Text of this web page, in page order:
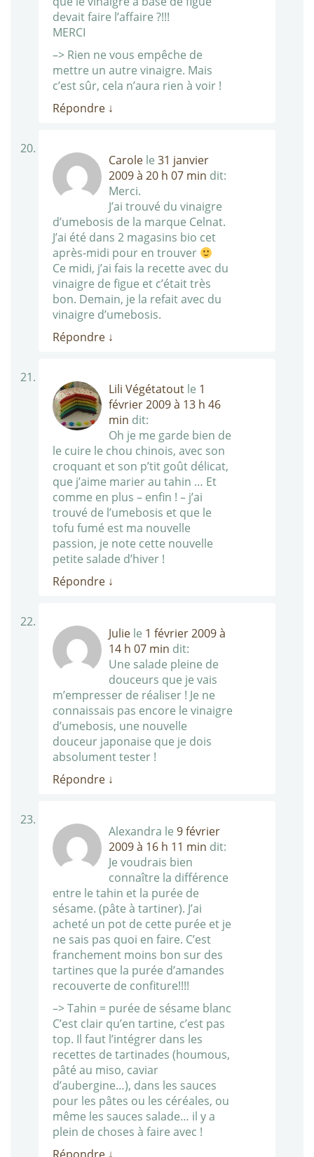
devait faire l’affaire ?!!!
MERCI
–> Rien ne vous empêche de
mettre un autre vinaigre. Mais
c’est sûr, cela n’aura rien à voir !
Répondre ↓
Carole le 31 janvier
2009 à 20 h 07 min dit:
Merci.
J’ai trouvé du vinaigre
d’umebosis de la marque Celnat.
J’ai été dans 2 magasins bio cet
après-midi pour en trouver
Ce midi, j’ai fais la recette avec du
vinaigre de figue et c’était très
bon. Demain, je la refait avec du
vinaigre d’umebosis.
Répondre ↓
Lili Végétatout le 1
février 2009 à 13 h 46
min dit:
Oh je me garde bien de
le cuire le chou chinois, avec son
croquant et son p’tit goût délicat,
que j’aime marier au tahin … Et
comme en plus – enfin ! – j’ai
trouvé de l’umebosis et que le
tofu fumé est ma nouvelle
passion, je note cette nouvelle
petite salade d’hiver !
Répondre ↓
Julie le 1 février 2009 à
14 h 07 min dit:
Une salade pleine de
douceurs que je vais
m’empresser de réaliser ! Je ne
connaissais pas encore le vinaigre
d’umebosis, une nouvelle
douceur japonaise que je dois
absolument tester !
Répondre ↓
Alexandra le 9 février
2009 à 16 h 11 min dit:
Je voudrais bien
connaître la différence
entre le tahin et la purée de
sésame. (pâte à tartiner). J’ai
acheté un pot de cette purée et je
ne sais pas quoi en faire. C’est
franchement moins bon sur des
tartines que la purée d’amandes
recouverte de confiture!!!!
–> Tahin = purée de sésame blanc
C’est clair qu’en tartine, c’est pas
top. Il faut l’intégrer dans les
recettes de tartinades (houmous,
pâté au miso, caviar
d’aubergine…), dans les sauces
pour les pâtes ou les céréales, ou
même les sauces salade… il y a
plein de choses à faire avec !